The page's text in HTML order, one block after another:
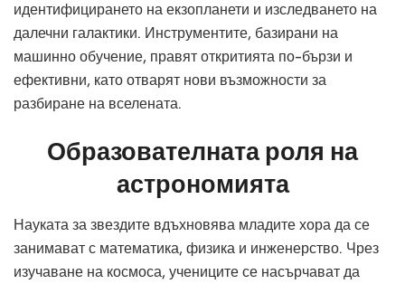
идентифицирането на екзопланети и изследването на
далечни галактики. Инструментите, базирани на
машинно обучение, правят откритията по-бързи и
ефективни, като отварят нови възможности за
разбиране на вселената.
Образователната роля на
астрономията
Науката за звездите вдъхновява младите хора да се
занимават с математика, физика и инженерство. Чрез
изучаване на космоса, учениците се насърчават да